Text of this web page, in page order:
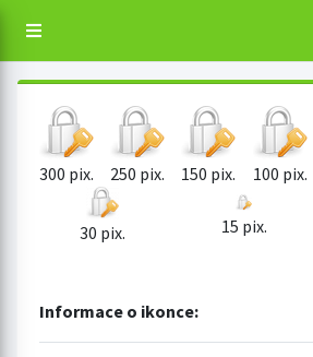
300 pix. 250 pix. 150 pix. 100 pix.
30 pix. 15 pix.
Informace o ikonce: